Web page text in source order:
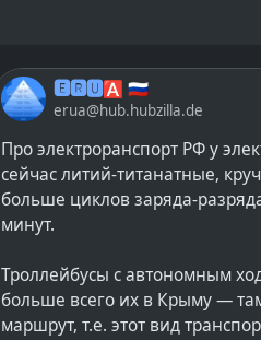
🅴🆁🆄🅰 🇷🇺
erua@hub.hubzilla.de
Про электроранспорт РФ у
сейчас литий-титанатные,
больше циклов заряда-
минут.
Троллейбусы с автономным
больше всего их в Крыму —
маршрут, т.е. этот вид